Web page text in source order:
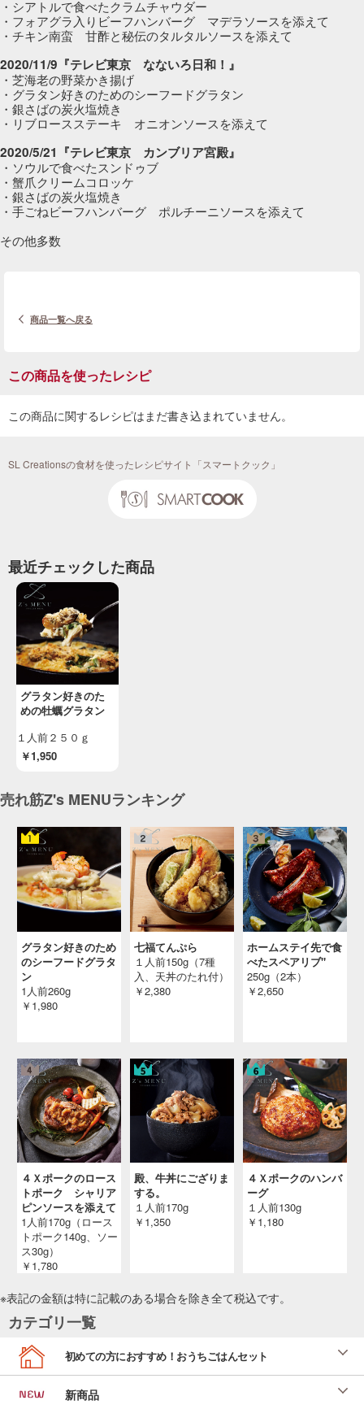
・シアトルで食べたクラムチャウダー
・フォアグラ入りビーフハンバーグ マデラソースを添えて
・チキン南蛮 甘酢と秘伝のタルタルソースを添えて
2020/11/9『テレビ東京 なないろ日和！』
・芝海老の野菜かき揚げ
・グラタン好きのためのシーフードグラタン
・銀さばの炭火塩焼き
・リブロースステーキ オニオンソースを添えて
2020/5/21『テレビ東京 カンブリア宮殿』
・ソウルで食べたスンドゥブ
・蟹爪クリームコロッケ
・銀さばの炭火塩焼き
・手ごねビーフハンバーグ ポルチーニソースを添えて
その他多数
商品一覧へ戻る
この商品を使ったレシピ
この商品に関するレシピはまだ書き込まれていません。
SL Creationsの食材を使ったレシピサイト「スマートクック」
最近チェックした商品
グラタン好きのた
めの牡蠣グラタン
１人前２５０ｇ
￥1,950
売れ筋Z's MENUランキング
グラタン好きのため
のシーフードグラタ
ン
1人前260g
￥1,980
七福てんぷら
１人前150g（7種
入、天丼のたれ付）
￥2,380
ホームステイ先で食
べたスペアリブ"
250g（2本）
￥2,650
４Ｘポークのロース
トポーク シャリア
ピンソースを添えて
1人前170g（ロース
トポーク140g、ソー
ス30g）
￥1,780
殿、牛丼にござりま
する。
１人前170g
￥1,350
４Ｘポークのハンバ
ーグ
１人前130g
￥1,180
※表記の金額は特に記載のある場合を除き全て税込です。
カテゴリ一覧
初めての方におすすめ！おうちごはんセット
新商品